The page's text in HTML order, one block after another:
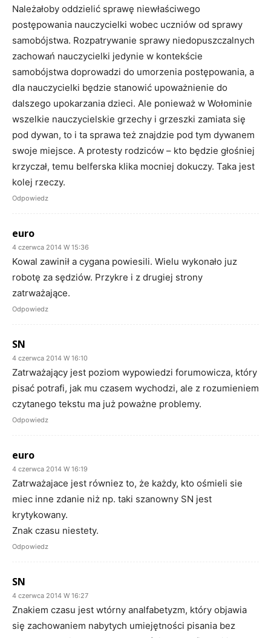
Należałoby oddzielić sprawę niewłaściwego
postępowania nauczycielki wobec uczniów od sprawy
samobójstwa. Rozpatrywanie sprawy niedopuszczalnych
zachowań nauczycielki jedynie w kontekście
samobójstwa doprowadzi do umorzenia postępowania, a
dla nauczycielki będzie stanowić upoważnienie do
dalszego upokarzania dzieci. Ale ponieważ w Wołominie
wszelkie nauczycielskie grzechy i grzeszki zamiata się
pod dywan, to i ta sprawa też znajdzie pod tym dywanem
swoje miejsce. A protesty rodziców – kto będzie głośniej
krzyczał, temu belferska klika mocniej dokuczy. Taka jest
kolej rzeczy.
Odpowiedz
euro
4 czerwca 2014 W 15:36
Kowal zawinił a cygana powiesili. Wielu wykonało juz
robotę za sędziów. Przykre i z drugiej strony
zatrważające.
Odpowiedz
SN
4 czerwca 2014 W 16:10
Zatrważający jest poziom wypowiedzi forumowicza, który
pisać potrafi, jak mu czasem wychodzi, ale z rozumieniem
czytanego tekstu ma już poważne problemy.
Odpowiedz
euro
4 czerwca 2014 W 16:19
Zatrważajace jest równiez to, że każdy, kto ośmieli sie
miec inne zdanie niż np. taki szanowny SN jest
krytykowany.
Znak czasu niestety.
Odpowiedz
SN
4 czerwca 2014 W 16:27
Znakiem czasu jest wtórny analfabetyzm, który objawia
się zachowaniem nabytych umiejętności pisania bez